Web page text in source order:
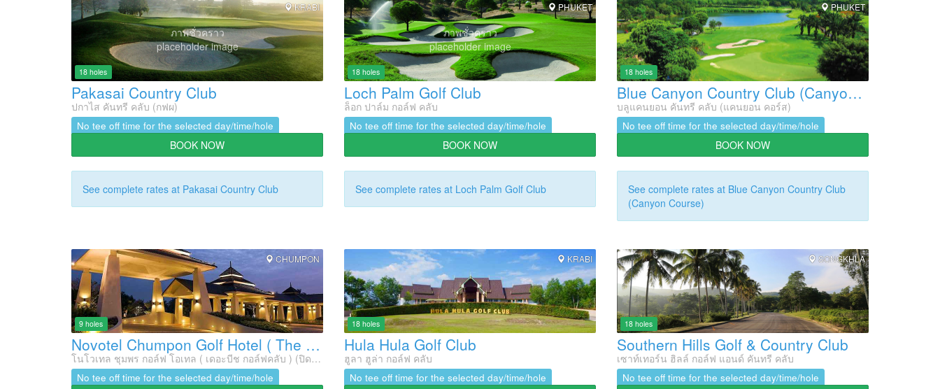
ภาพชั่วคราว
placeholder image
KRABI
18 holes
Pakasai Country Club
ปกาไส คันทรี คลับ (กฟผ)
No tee off time for the selected day/time/hole
BOOK NOW
See complete rates at Pakasai Country Club
ภาพชั่วคราว
placeholder image
PHUKET
18 holes
Loch Palm Golf Club
ล็อก ปาล์ม กอล์ฟ คลับ
No tee off time for the selected day/time/hole
BOOK NOW
See complete rates at Loch Palm Golf Club
PHUKET
18 holes
Blue Canyon Country Club (Canyon Course)
บลูแคนยอน คันทรี คลับ (แคนยอน คอร์ส)
No tee off time for the selected day/time/hole
BOOK NOW
See complete rates at Blue Canyon Country Club
(Canyon Course)
CHUMPON
9 holes
Novotel Chumpon Golf Hotel ( The Beach Golf Club ) (Closed)
โนโวเทล ชุมพร กอล์ฟ โอเทล ( เดอะบีช กอล์ฟคลับ ) (ปิดปรับปรุงชั่วคราว)
No tee off time for the selected day/time/hole
KRABI
18 holes
Hula Hula Golf Club
ฮูลา ฮูล่า กอล์ฟ คลับ
No tee off time for the selected day/time/hole
SONGKHLA
18 holes
Southern Hills Golf & Country Club
เซาท์เทอร์น ฮิลล์ กอล์ฟ แอนด์ คันทรี คลับ
No tee off time for the selected day/time/hole